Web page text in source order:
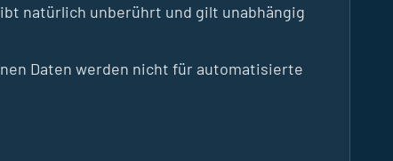
natürlich unberührt und gilt unabhängig
Daten werden nicht für automatisierte